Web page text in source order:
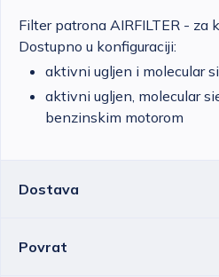
Filter patrona AIRFILTER - za
Dostupno u konfiguraciji:
aktivni ugljen i molecular
aktivni ugljen, molecular
benzinskim motorom
Dostava
Hrvatska
Povrat